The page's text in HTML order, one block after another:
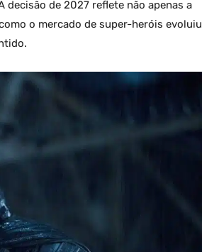
decisão de 2027 reflete não apenas a
o mercado de super-heróis evoluiu